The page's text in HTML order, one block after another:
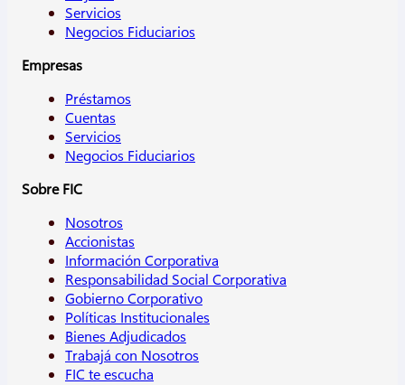
Servicios
Negocios Fiduciarios
Empresas
Préstamos
Cuentas
Servicios
Negocios Fiduciarios
Sobre FIC
Nosotros
Accionistas
Información Corporativa
Responsabilidad Social Corporativa
Gobierno Corporativo
Políticas Institucionales
Bienes Adjudicados
Trabajá con Nosotros
FIC te escucha